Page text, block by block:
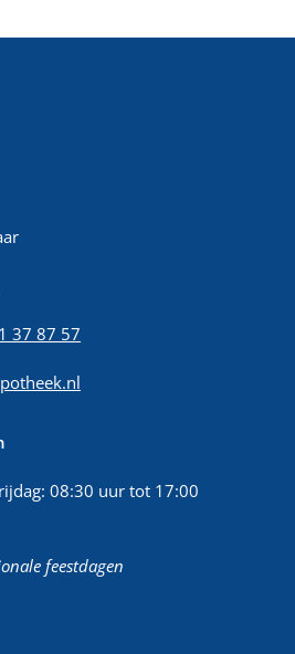
37 87 57
08:30 uur tot 17:00
feestdagen